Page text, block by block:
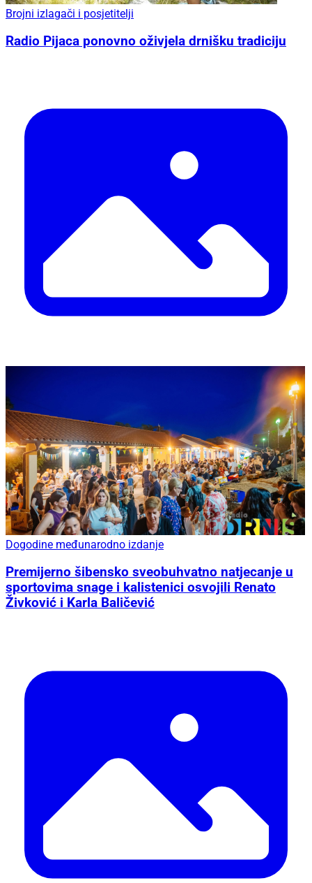
Brojni izlagači i posjetitelji
Radio Pijaca ponovno oživjela drnišku tradiciju
Dogodine međunarodno izdanje
Premijerno šibensko sveobuhvatno natjecanje u
sportovima snage i kalistenici osvojili Renato
Živković i Karla Baličević